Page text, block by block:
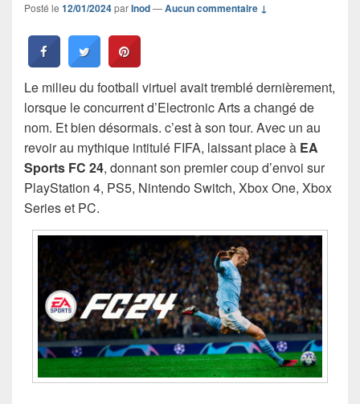
Posté le 12/01/2024parInod—Aucun commentaire ↓
Le milieu du football virtuel avait tremblé dernièrement,
lorsque le concurrent d’Electronic Arts a changé de
nom. Et bien désormais. c’est à son tour. Avec un au
revoir au mythique intitulé FIFA, laissant place à EA
Sports FC 24, donnant son premier coup d’envoi sur
PlayStation 4, PS5, Nintendo Switch, Xbox One, Xbox
Series et PC.